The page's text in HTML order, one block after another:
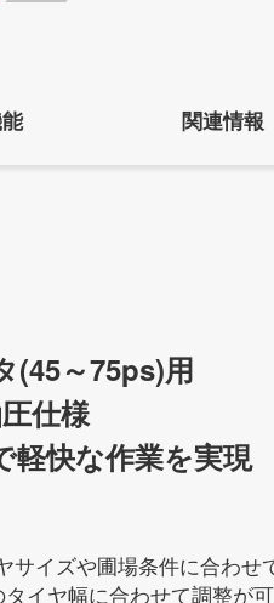
関連情報
(45～75ps)用
仕様
軽快な作業を実現
イズや圃場条件に合わせ
イヤ幅に合わせて調整が